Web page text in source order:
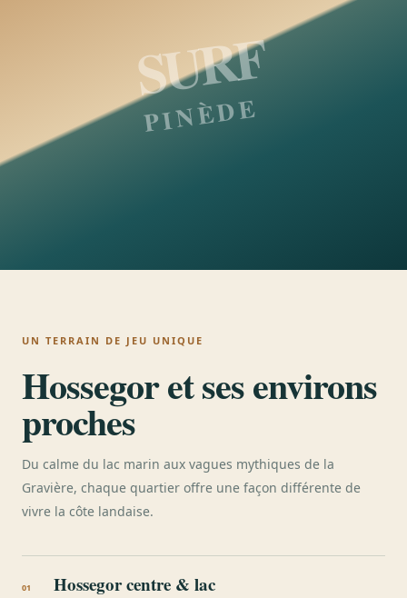
SURF
PINÈDE
UN TERRAIN DE JEU UNIQUE
Hossegor et ses environs
proches
Du calme du lac marin aux vagues mythiques de la
Gravière, chaque quartier offre une façon différente de
vivre la côte landaise.
01 Hossegor centre & lac